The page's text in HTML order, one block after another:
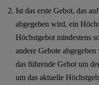
Ist das erste Gebot, das
abgegeben wird, ein
Höchstgebot mindestens
andere Gebote
das führende Gebot um
um das aktuelle